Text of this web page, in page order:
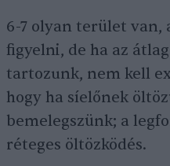
6-7 olyan terület van,
figyelni, de ha az
tartozunk, nem kell
hogy ha síelőnek
bemelegszünk; a
réteges öltözködés.